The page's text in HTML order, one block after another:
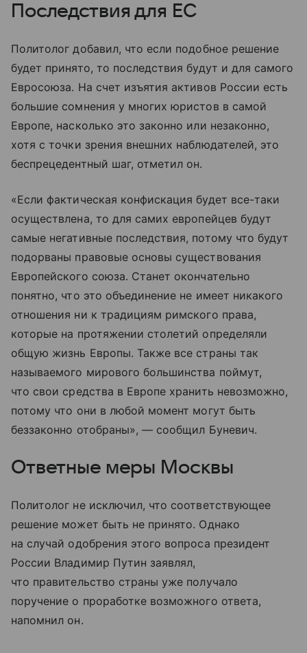
Последствия для ЕС
Политолог добавил, что если подобное решение
будет принято, то последствия будут и для самого
Евросоюза. На счет изъятия активов России есть
большие сомнения у многих юристов в самой
Европе, насколько это законно или незаконно,
хотя с точки зрения внешних наблюдателей, это
беспрецедентный шаг, отметил он.
«Если фактическая конфискация будет все-таки
осуществлена, то для самих европейцев будут
самые негативные последствия, потому что будут
подорваны правовые основы существования
Европейского союза. Станет окончательно
понятно, что это объединение не имеет никакого
отношения ни к традициям римского права,
которые на протяжении столетий определяли
общую жизнь Европы. Также все страны так
называемого мирового большинства поймут,
что свои средства в Европе хранить невозможно,
потому что они в любой момент могут быть
беззаконно отобраны», — сообщил Буневич.
Ответные меры Москвы
Политолог не исключил, что соответствующее
решение может быть не принято. Однако
на случай одобрения этого вопроса президент
России Владимир Путин заявлял,
что правительство страны уже получало
поручение о проработке возможного ответа,
напомнил он.